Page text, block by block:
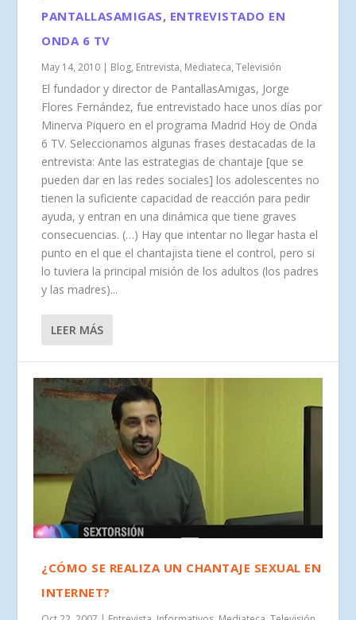
PANTALLASAMIGAS, ENTREVISTADO EN
ONDA 6 TV
May 14, 2010 | Blog, Entrevista, Mediateca,Televisión
El fundador y director de PantallasAmigas, Jorge
Flores Fernández, fue entrevistado hace unos días por
Minerva Piquero en el programa Madrid Hoy de Onda
6 TV. Seleccionamos algunas frases destacadas de la
entrevista: Ante las estrategias de chantaje [que se
pueden dar en las redes sociales] los adolescentes no
tienen la suficiente capacidad de reacción para pedir
ayuda, y entran en una dinámica que tiene graves
consecuencias. (…) Hay que intentar no llegar hasta el
punto en el que el chantajista tiene el control, pero si
lo tuviera la principal misión de los adultos (los padres
y las madres)...
LEER MÁS
¿CÓMO SE REALIZA UN CHANTAJE SEXUAL EN
INTERNET?